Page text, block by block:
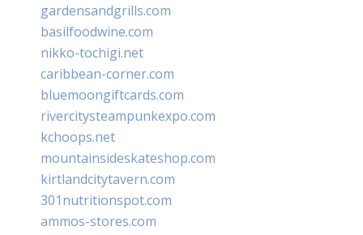
gardensandgrills.com
basilfoodwine.com
nikko-tochigi.net
caribbean-corner.com
bluemoongiftcards.com
rivercitysteampunkexpo.com
kchoops.net
mountainsideskateshop.com
kirtlandcitytavern.com
301nutritionspot.com
ammos-stores.com